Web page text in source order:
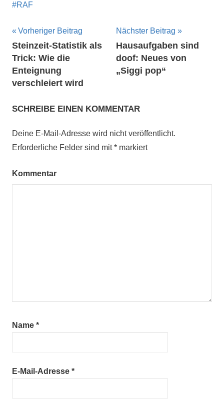
RAF
Beitragsnavigation
Vorheriger Beitrag
Steinzeit-Statistik als
Trick: Wie die
Enteignung
verschleiert wird
Nächster Beitrag
Hausaufgaben sind
doof: Neues von
„Siggi pop“
SCHREIBE EINEN KOMMENTAR
Deine E-Mail-Adresse wird nicht veröffentlicht.
Erforderliche Felder sind mit* markiert
Kommentar
Name *
E-Mail-Adresse *